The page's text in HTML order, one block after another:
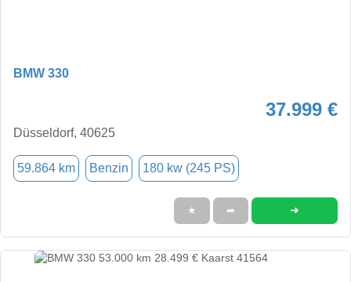
BMW 330
37.999 €
Düsseldorf, 40625
59.864 km Benzin 180 kw (245 PS)
★ ➦ ➜